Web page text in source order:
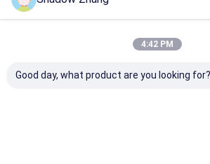
Rekomendasi Produk
4:42 PM
Good day, what product are you looking for?